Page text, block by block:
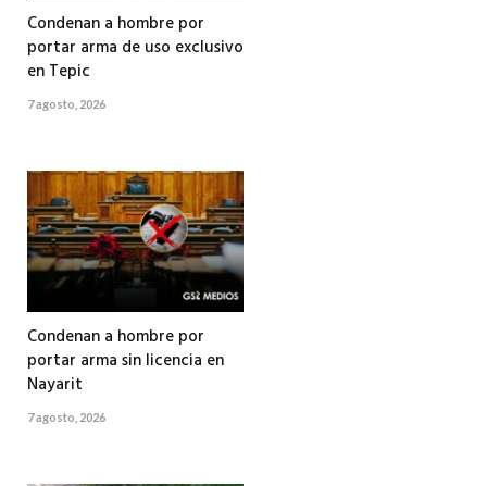
Condenan a hombre por
portar arma de uso exclusivo
en Tepic
7 agosto, 2026
Condenan a hombre por
portar arma sin licencia en
Nayarit
7 agosto, 2026